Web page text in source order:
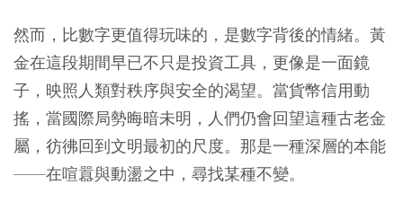
然而，比數字更值得玩味的，是數字背後的情緒。 黃
金在這段期間早已不只是投資工具，更像是一面鏡
子，映照人類對秩序與安全的渴望。 當貨幣信用動
搖，當國際局勢晦暗未明，人們仍會回望這種古老金
屬，彷彿回到文明最初的尺度。那是一種深層的本能
——在喧囂與動盪之中，尋找某種不變。